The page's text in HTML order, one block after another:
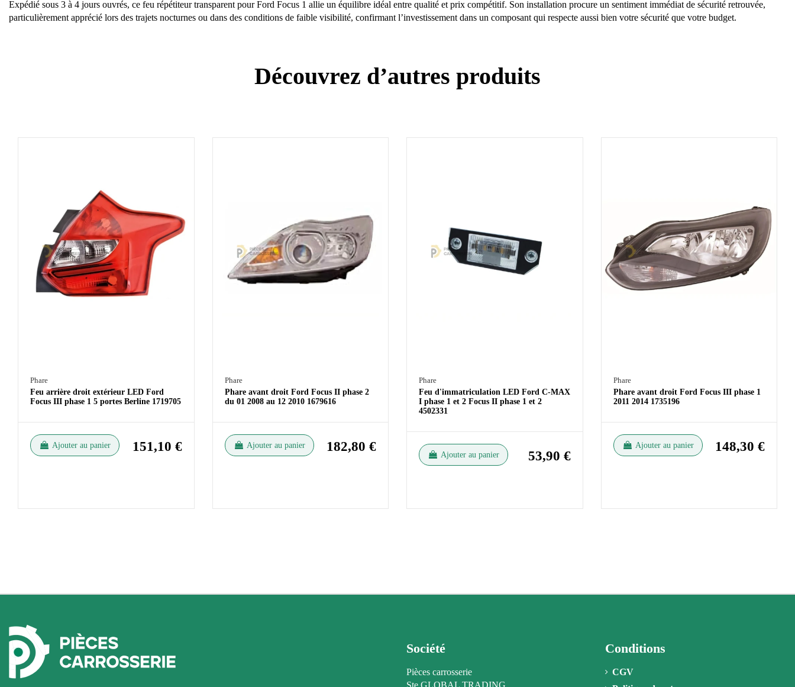
Expédié sous 3 à 4 jours ouvrés, ce feu répétiteur transparent pour Ford Focus 1 allie un équilibre idéal entre qualité et prix compétitif. Son installation procure un sentiment immédiat de sécurité retrouvée,
particulièrement apprécié lors des trajets nocturnes ou dans des conditions de faible visibilité, confirmant l’investissement dans un composant qui respecte aussi bien votre sécurité que votre budget.
Découvrez d’autres produits
Phare
Feu arrière droit extérieur LED Ford
Focus III phase 1 5 portes Berline 1719705
Ajouter au panier 151,10 €
Phare
Phare avant droit Ford Focus II phase 2
du 01 2008 au 12 2010 1679616
Ajouter au panier 182,80 €
Phare
Feu d'immatriculation LED Ford C-MAX
I phase 1 et 2 Focus II phase 1 et 2
4502331
Ajouter au panier 53,90 €
Phare
Phare avant droit Ford Focus III phase 1
2011 2014 1735196
Ajouter au panier 148,30 €
Société
Pièces carrosserie
Ste GLOBAL TRADING
Conditions
CGV